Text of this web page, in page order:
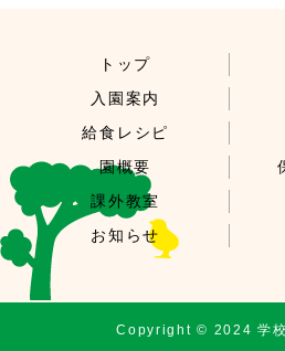
トップ
入園案内
給食レシピ
園概要
課外教室
お知らせ
Copyright © 2024 学校